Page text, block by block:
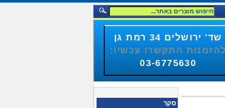
שד' ירושלים 34 רמת גן
להזמנות התקשרו עכשיו:
03-6775630
סקר